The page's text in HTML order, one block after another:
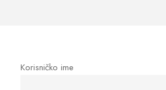
Korisničko ime